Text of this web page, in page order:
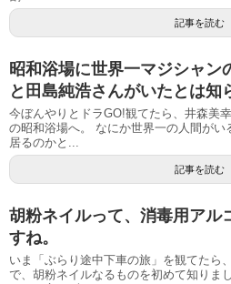
記事を読む
昭和浴場に世界一マジシャン
と田島純浩さんがいたとは知
今ぼんやりとドラGO!観てたら、井森美
の昭和浴場へ。 なにか世界一の人間が
居るのかと...
記事を読む
胡粉ネイルって、消毒用アル
すね。
いま「ぶらり途中下車の旅」を観てたら
で、胡粉ネイルなるものを初めて知りま